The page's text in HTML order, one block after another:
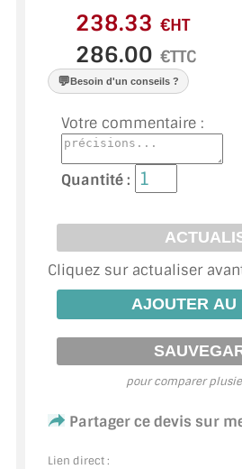
PAROI DE DOUCHE
VERRE FEUILLETÉ
VERRE LAQUÉ/CRÉDENCE
VERRE FEUILLETÉ/TREMPÉ
DALLE DE SOL EN VERRE
PORTE EN VERRE
GARDE CORPS EN VERRE
VERRIÈRE TYPE ATELIER
VERRES TEXTURÉS
PLEXIGLAS PMMA
€HT
€TTC
💬Besoin d'un conseils ?
Votre commentaire :
Quantité :
Cliquez sur actualiser
pour comparer
Partager ce devis sur
Lien direct :